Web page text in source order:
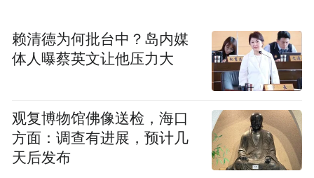
赖清德为何批台中？岛内媒
体人曝蔡英文让他压力大
观复博物馆佛像送检，海口
方面：调查有进展，预计几
天后发布